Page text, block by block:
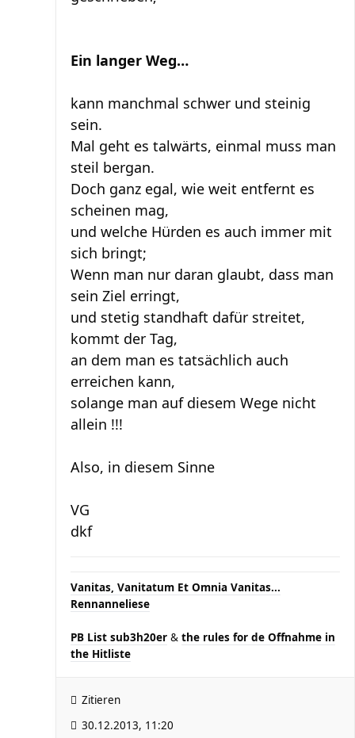
Ein langer Weg…
kann manchmal schwer und steinig
sein.
Mal geht es talwärts, einmal muss man
steil bergan.
Doch ganz egal, wie weit entfernt es
scheinen mag,
und welche Hürden es auch immer mit
sich bringt;
Wenn man nur daran glaubt, dass man
sein Ziel erringt,
und stetig standhaft dafür streitet,
kommt der Tag,
an dem man es tatsächlich auch
erreichen kann,
solange man auf diesem Wege nicht
allein !!!
Also, in diesem Sinne
VG
dkf
Vanitas, Vanitatum Et Omnia Vanitas...
Rennanneliese
PB List sub3h20er & the rules for de Offnahme in
the Hitliste
Zitieren
30.12.2013, 11:20